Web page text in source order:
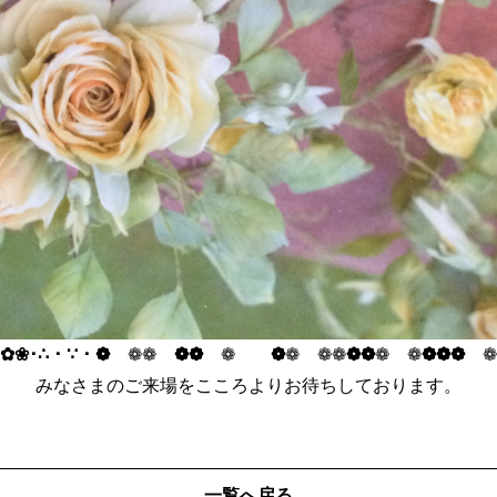
✿❀･∴・∵・ ❁ ❁❁ ❁❁ ❁ ❁❁ ❁❁❁❁❁ ❁❁❁❁ ❁
みなさまのご来場をこころよりお待ちしております。